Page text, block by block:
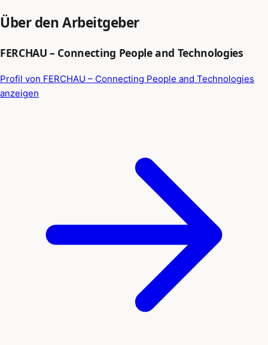
Über den Arbeitgeber
FERCHAU – Connecting People and Technologies
Profil von FERCHAU – Connecting People and Technologies
anzeigen